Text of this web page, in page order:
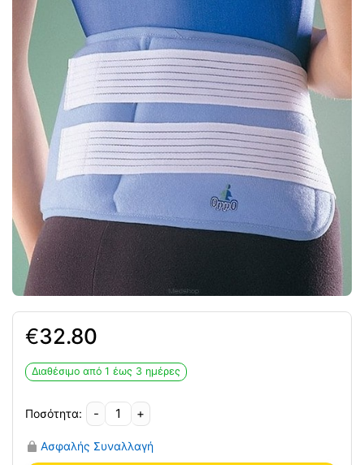
32.80
€
Διαθέσιμο από 1 έως 3 ημέρες
-
Επίθεμα
Κρυοθερμοθεραπείας
με
+
Ασφαλής Συναλλαγή